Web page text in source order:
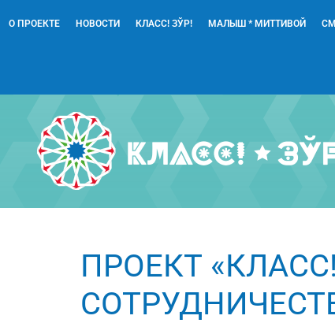
О ПРОЕКТЕ НОВОСТИ КЛАСС! ЗЎР! МАЛЫШ * МИТТИВОЙ
ПРОЕКТ